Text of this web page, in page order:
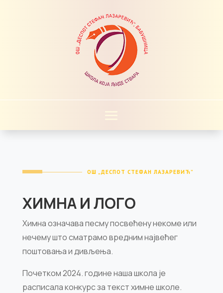
ОШ „ДЕСПОТ СТЕФАН ЛАЗАРЕВИЋ”
ХИМНА И ЛОГО
Химна означава песму посвећену некоме или
нечему што сматрамо вредним највећег
поштовања и дивљења.
Почетком 2024. године наша школа је
расписала конкурс за текст химне школе.